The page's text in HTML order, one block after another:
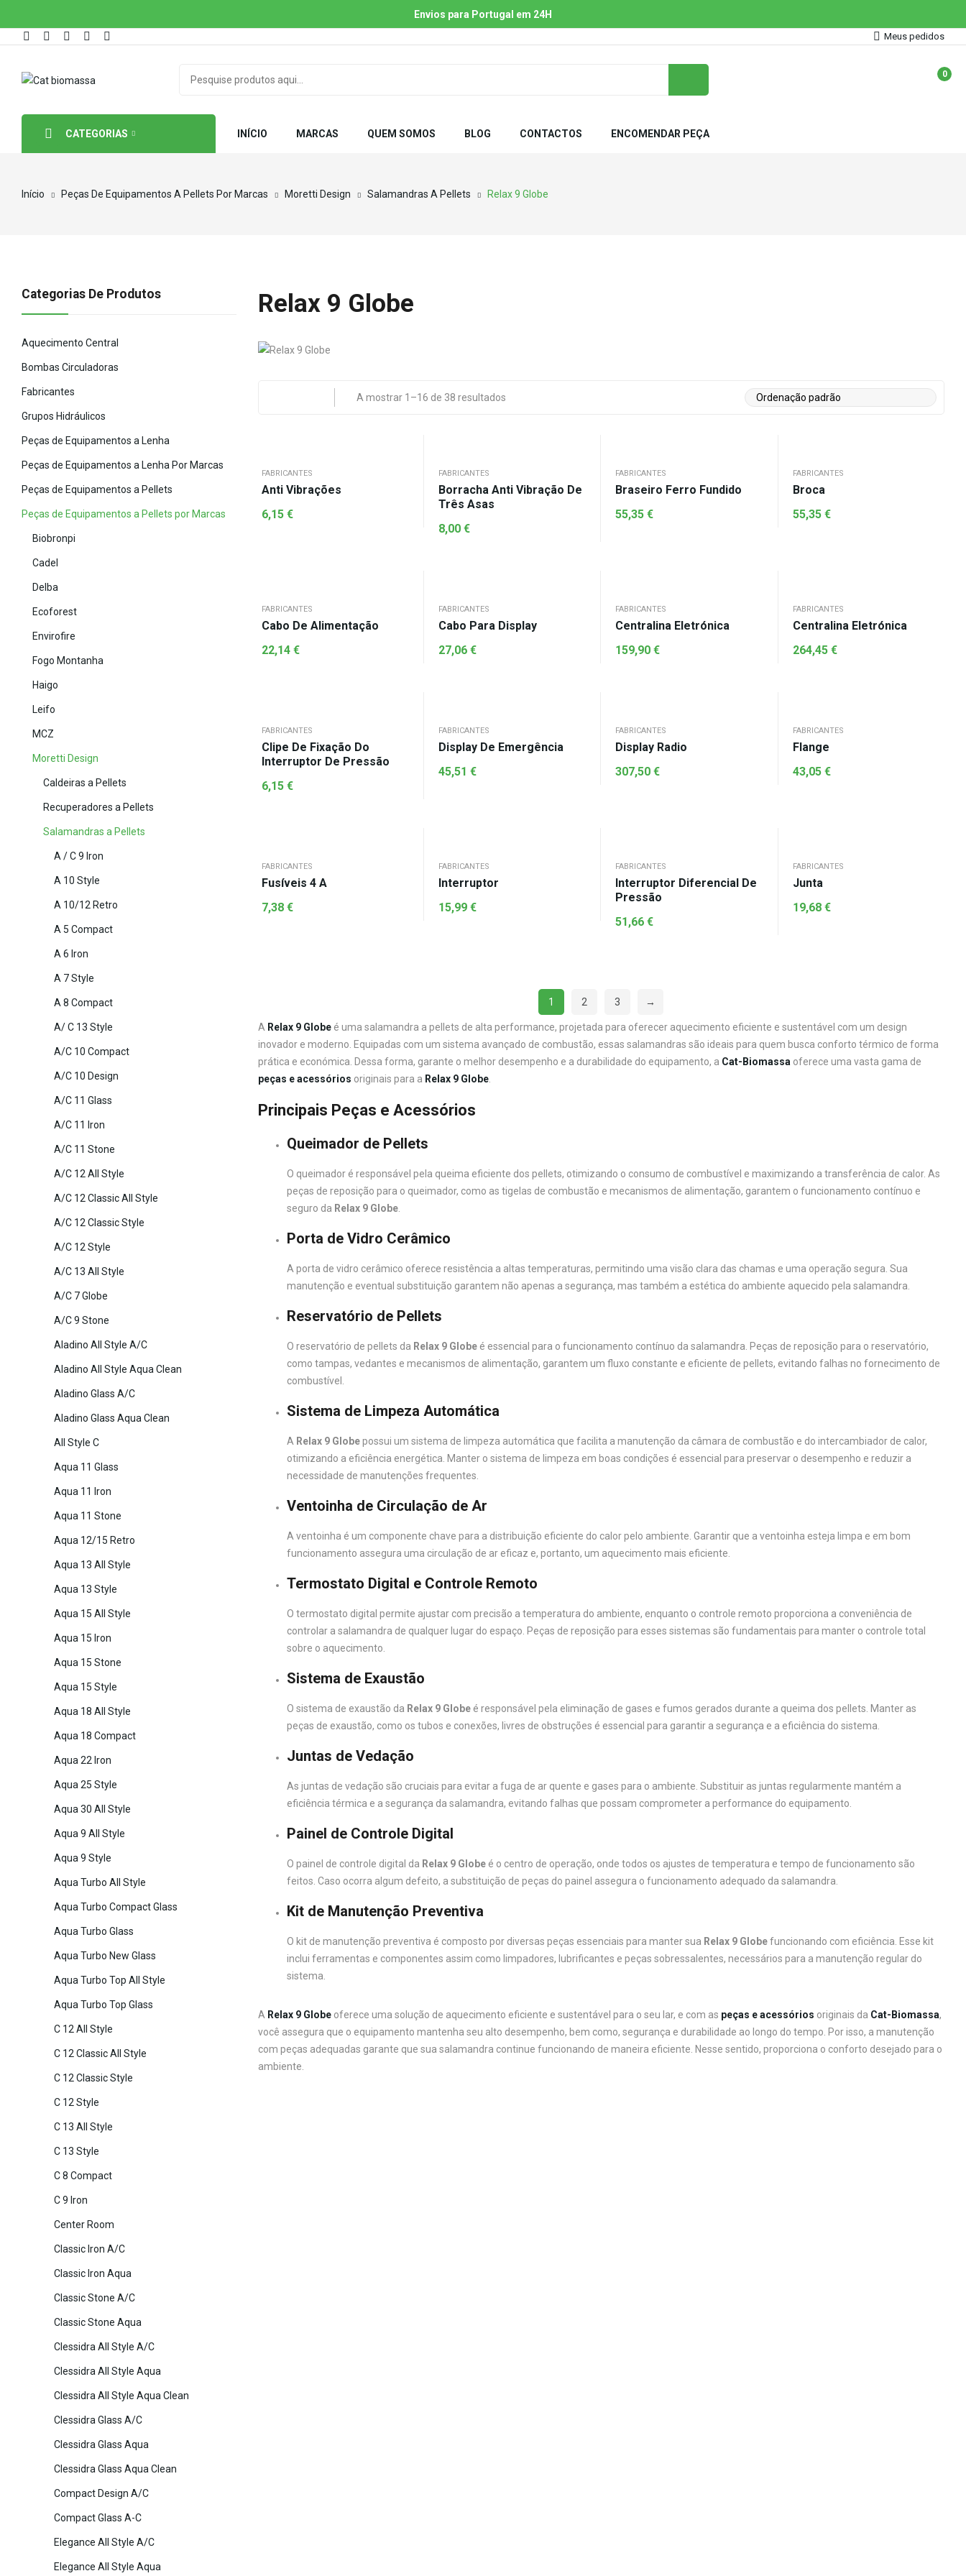
Envios para Portugal em 24H
Meus pedidos
0
CATEGORIAS INÍCIO MARCAS QUEM SOMOS BLOG CONTACTOS ENCOMENDAR PEÇA
Início Peças De Equipamentos A Pellets Por Marcas Moretti Design Salamandras A Pellets Relax 9 Globe
Relax 9 Globe
A mostrar 1–16 de 38 resultados
FABRICANTES
Anti Vibrações
6,15 €
FABRICANTES
Borracha Anti Vibração De
Três Asas
8,00 €
FABRICANTES
Braseiro Ferro Fundido
55,35€
FABRICANTES
Broca
55,35 €
FABRICANTES
Cabo De Alimentação
22,14 €
FABRICANTES
Cabo Para Display
27,06 €
FABRICANTES
Centralina Eletrónica
159,90€
FABRICANTES
Centralina Eletrónica
264,45 €
FABRICANTES
Clipe De Fixação Do
Interruptor De Pressão
6,15 €
FABRICANTES
Display De Emergência
45,51 €
FABRICANTES
Display Radio
307,50€
FABRICANTES
Flange
43,05 €
FABRICANTES
Fusíveis 4 A
7,38 €
FABRICANTES
Interruptor
15,99 €
FABRICANTES
Interruptor Diferencial De
Pressão
51,66€
FABRICANTES
Junta
19,68 €
1 2 3 →
A Relax 9 Globeé uma salamandra a pellets de alta performance, projetada para oferecer aquecimento eficiente e sustentável com um design
inovador e moderno. Equipadas com um sistema avançado de combustão, essas salamandras são ideais para quem busca conforto térmico de forma
prática e económica. Dessa forma, garante o melhor desempenho e a durabilidade do equipamento, a Cat-Biomassaoferece uma vasta gama de
peças e acessórios originais para a Relax 9 Globe.
Principais Peças e Acessórios
Queimador de Pellets
O queimador é responsável pela queima eficiente dos pellets, otimizando o consumo de combustível e maximizando a transferência de calor. As
peças de reposição para o queimador, como as tigelas de combustão e mecanismos de alimentação, garantem o funcionamento contínuo e
seguro da Relax 9 Globe.
Porta de Vidro Cerâmico
A porta de vidro cerâmico oferece resistência a altas temperaturas, permitindo uma visão clara das chamas e uma operação segura. Sua
manutenção e eventual substituição garantem não apenas a segurança, mas também a estética do ambiente aquecido pela salamandra.
Reservatório de Pellets
O reservatório de pellets da Relax 9 Globeé essencial para o funcionamento contínuo da salamandra. Peças de reposição para o reservatório,
como tampas, vedantes e mecanismos de alimentação, garantem um fluxo constante e eficiente de pellets, evitando falhas no fornecimento de
combustível.
Sistema de Limpeza Automática
A Relax 9 Globepossui um sistema de limpeza automática que facilita a manutenção da câmara de combustão e do intercambiador de calor,
otimizando a eficiência energética. Manter o sistema de limpeza em boas condições é essencial para preservar o desempenho e reduzir a
necessidade de manutenções frequentes.
Ventoinha de Circulação de Ar
A ventoinha é um componente chave para a distribuição eficiente do calor pelo ambiente. Garantir que a ventoinha esteja limpa e em bom
funcionamento assegura uma circulação de ar eficaz e, portanto, um aquecimento mais eficiente.
Termostato Digital e Controle Remoto
O termostato digital permite ajustar com precisão a temperatura do ambiente, enquanto o controle remoto proporciona a conveniência de
controlar a salamandra de qualquer lugar do espaço. Peças de reposição para esses sistemas são fundamentais para manter o controle total
sobre o aquecimento.
Sistema de Exaustão
O sistema de exaustão da Relax 9 Globeé responsável pela eliminação de gases e fumos gerados durante a queima dos pellets. Manter as
peças de exaustão, como os tubos e conexões, livres de obstruções é essencial para garantir a segurança e a eficiência do sistema.
Juntas de Vedação
As juntas de vedação são cruciais para evitar a fuga de ar quente e gases para o ambiente. Substituir as juntas regularmente mantém a
eficiência térmica e a segurança da salamandra, evitando falhas que possam comprometer a performance do equipamento.
Painel de Controle Digital
O painel de controle digital da Relax 9 Globeé o centro de operação, onde todos os ajustes de temperatura e tempo de funcionamento são
feitos. Caso ocorra algum defeito, a substituição de peças do painel assegura o funcionamento adequado da salamandra.
Kit de Manutenção Preventiva
O kit de manutenção preventiva é composto por diversas peças essenciais para manter sua Relax 9 Globefuncionando com eficiência. Esse kit
inclui ferramentas e componentes assim como limpadores, lubrificantes e peças sobressalentes, necessários para a manutenção regular do
sistema.
A Relax 9 Globeoferece uma solução de aquecimento eficiente e sustentável para o seu lar, e com as peças e acessórios originais da Cat-Biomassa,
você assegura que o equipamento mantenha seu alto desempenho, bem como, segurança e durabilidade ao longo do tempo. Por isso, a manutenção
com peças adequadas garante que sua salamandra continue funcionando de maneira eficiente. Nesse sentido, proporciona o conforto desejado para o
ambiente.
Categorias De Produtos
Aquecimento Central
Bombas Circuladoras
Fabricantes
Grupos Hidráulicos
Peças de Equipamentos a Lenha
Peças de Equipamentos a Lenha Por Marcas
Peças de Equipamentos a Pellets
Peças de Equipamentos a Pellets por Marcas
Biobronpi
Cadel
Delba
Ecoforest
Envirofire
Fogo Montanha
Haigo
Leifo
MCZ
Moretti Design
Caldeiras a Pellets
Recuperadores a Pellets
Salamandras a Pellets
A / C 9 Iron
A 10 Style
A 10/12 Retro
A 5 Compact
A 6 Iron
A 7 Style
A 8 Compact
A/ C 13 Style
A/C 10 Compact
A/C 10 Design
A/C 11 Glass
A/C 11 Iron
A/C 11 Stone
A/C 12 All Style
A/C 12 Classic All Style
A/C 12 Classic Style
A/C 12 Style
A/C 13 All Style
A/C 7 Globe
A/C 9 Stone
Aladino All Style A/C
Aladino All Style Aqua Clean
Aladino Glass A/C
Aladino Glass Aqua Clean
All Style C
Aqua 11 Glass
Aqua 11 Iron
Aqua 11 Stone
Aqua 12/15 Retro
Aqua 13 All Style
Aqua 13 Style
Aqua 15 All Style
Aqua 15 Iron
Aqua 15 Stone
Aqua 15 Style
Aqua 18 All Style
Aqua 18 Compact
Aqua 22 Iron
Aqua 25 Style
Aqua 30 All Style
Aqua 9 All Style
Aqua 9 Style
Aqua Turbo All Style
Aqua Turbo Compact Glass
Aqua Turbo Glass
Aqua Turbo New Glass
Aqua Turbo Top All Style
Aqua Turbo Top Glass
C 12 All Style
C 12 Classic All Style
C 12 Classic Style
C 12 Style
C 13 All Style
C 13 Style
C 8 Compact
C 9 Iron
Center Room
Classic Iron A/C
Classic Iron Aqua
Classic Stone A/C
Classic Stone Aqua
Clessidra All Style A/C
Clessidra All Style Aqua
Clessidra All Style Aqua Clean
Clessidra Glass A/C
Clessidra Glass Aqua
Clessidra Glass Aqua Clean
Compact Design A/C
Compact Glass A-C
Elegance All Style A/C
Elegance All Style Aqua